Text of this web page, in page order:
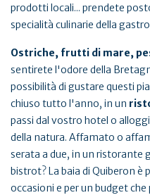
prodotti locali... prendete
specialità culinarie della
Ostriche, frutti di mare,
sentirete l'odore della
possibilità di gustare questi
chiuso tutto l'anno, in un
passi dal vostro hotel o
della natura. Affamato o
serata a due, in un ristorante
bistrot? La baia di Quiberon è
occasioni e per un budget